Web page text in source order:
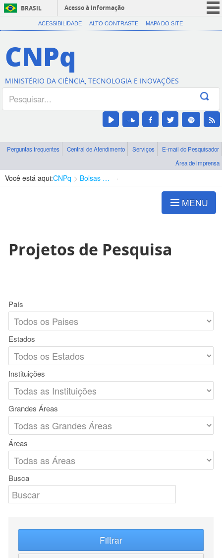
BRASIL
Acesso à informação
CORONAVÍRUS (COVID-19)
Canais
ACESSIBILIDADE ALTO CONTRASTE MAPA DO SITE
CNPq
MINISTÉRIO DA CIÊNCIA, TECNOLOGIA E INOVAÇÕES
Perguntas frequentes Central de Atendimento Serviços
E-mail do Pesquisador
Área de imprensa
Você está aqui:CNPq Bolsas e Auxílios Vigentes
MENU
Projetos de Pesquisa
País
Estados
Instituições
Grandes Áreas
Áreas
Busca
Filtrar